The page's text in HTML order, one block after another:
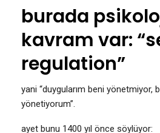
burada
kavram var:
regulation”
yani “duygularım beni yönetmiyor,
yönetiyorum”.
ayet bunu 1400 yıl önce söylüyor: